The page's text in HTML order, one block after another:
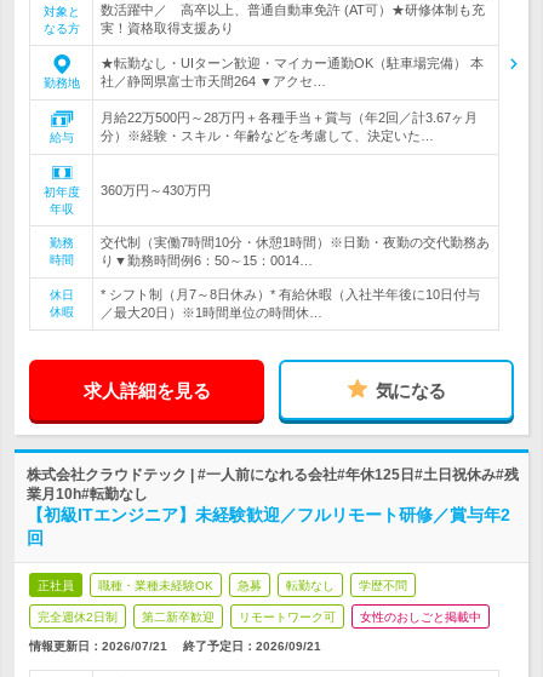
対象と
なる方
数活躍中／ 高卒以上、普通自動車免許 (AT可）★研修体制も充
実！資格取得支援あり
勤務地
★転勤なし・UIターン歓迎・マイカー通勤OK（駐車場完備） 本
社／静岡県富士市天間264 ▼アクセ…
給与
月給22万500円～28万円＋各種手当＋賞与（年2回／計3.67ヶ月
分）※経験・スキル・年齢などを考慮して、決定いた…
初年度
年収
360万円～430万円
勤務
時間
交代制（実働7時間10分・休憩1時間）※日勤・夜勤の交代勤務あ
り▼勤務時間例6：50～15：0014…
休日
休暇
* シフト制（月7～8日休み）* 有給休暇（入社半年後に10日付与
／最大20日）※1時間単位の時間休…
求人詳細を見る 気になる
株式会社クラウドテック | #一人前になれる会社#年休125日#土日祝休み#残
業月10h#転勤なし
【初級ITエンジニア】未経験歓迎／フルリモート研修／賞与年2
回
正社員 職種・業種未経験OK 急募 転勤なし 学歴不問
完全週休2日制 第二新卒歓迎 リモートワーク可 女性のおしごと掲載中
情報更新日：2026/07/21 終了予定日： 2026/09/21